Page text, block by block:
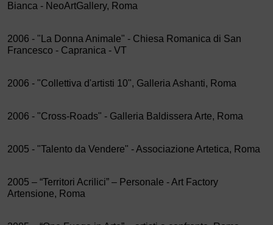
Bianca - NeoArtGallery, Roma
2006 - "La Donna Animale" - Chiesa Romanica di San
Francesco - Capranica - VT
2006 - "Collettiva d'artisti 10", Galleria Ashanti, Roma
2006 - "Cross-Roads" - Galleria Baldissera Arte, Roma
2005 - "Talento da Vendere" - Associazione Artetica, Roma
2005 – “Territori Acrilici” – Personale - Art Factory
Artensione, Roma